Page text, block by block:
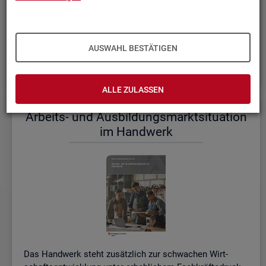
AUSWAHL BESTÄTIGEN
ALLE ZULASSEN
einem etwas er­höh­ten Ni­veau.
lich im ak­tu­el­len
Mo­nats­be­richt (PDF, 2MB)be­reit.
Ar­beits- und Aus­bil­dungs­markt­si­tua­ti­on
im Hand­werk
Das Hand­werk steht zu­sätz­lich zur schwa­chen Wirt­